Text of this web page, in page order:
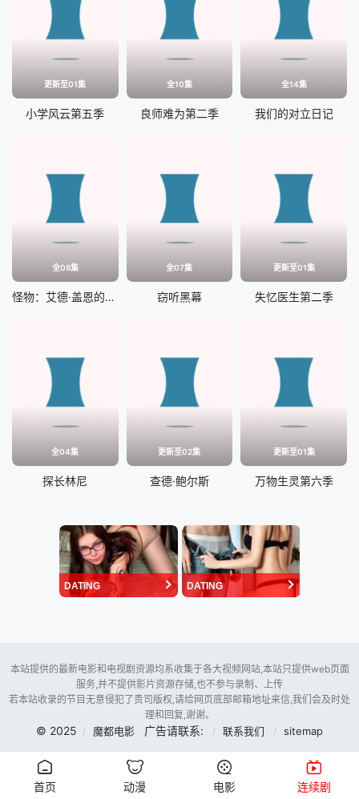
更新至01集
小学风云第五季
全10集
良师难为第二季
全14集
我们的对立日记
全08集
怪物：艾德·盖恩的故事
全07集
窃听黑幕
更新至01集
失忆医生第二季
全04集
探长林尼
更新至02集
查德·鲍尔斯
更新至01集
万物生灵第六季
DATING DATING
本站提供的最新电影和电视剧资源均系收集于各大视频网站,本站只提供web页面
服务,并不提供影片资源存储,也不参与录制、上传
若本站收录的节目无意侵犯了贵司版权,请给网页底部邮箱地址来信,我们会及时处
理和回复,谢谢。
© 2025 魔都电影 广告请联系: 联系我们 sitemap
首页 动漫 电影 连续剧